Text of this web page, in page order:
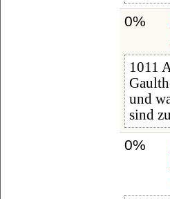
0%
1011
und
sind
0%